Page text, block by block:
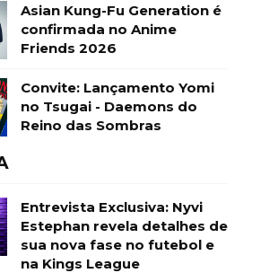
Asian Kung-Fu Generation é
confirmada no Anime
Friends 2026
Convite: Lançamento Yomi
no Tsugai - Daemons do
Reino das Sombras
Entrevista Exclusiva: Nyvi
Estephan revela detalhes de
sua nova fase no futebol e
na Kings League